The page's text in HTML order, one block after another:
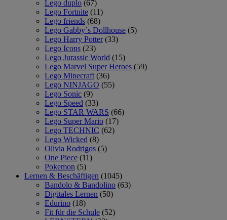
Lego duplo (67)
Lego Fortnite (11)
Lego friends (68)
Lego Gabby´s Dollhouse (5)
Lego Harry Potter (33)
Lego Icons (23)
Lego Jurassic World (15)
Lego Marvel Super Heroes (59)
Lego Minecraft (36)
Lego NINJAGO (55)
Lego Sonic (9)
Lego Speed (33)
Lego STAR WARS (66)
Lego Super Mario (17)
Lego TECHNIC (62)
Lego Wicked (8)
Olivia Rodrigos (5)
One Piece (11)
Pokemon (5)
Lernen & Beschäftigen (1045)
Bandolo & Bandolino (63)
Digitales Lernen (50)
Edurino (18)
Fit für die Schule (52)